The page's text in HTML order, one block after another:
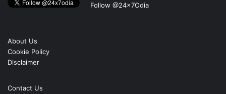
Follow @24x7Odia
About Us
Cookie Policy
Disclaimer
Contact Us